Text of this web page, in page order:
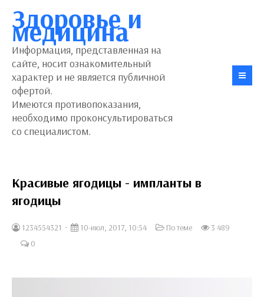
Здоровье и
медицина
Информация, представленная на
сайте, носит ознакомительный
характер и не является публичной
офертой.
Имеются противопоказания,
необходимо проконсультироваться
со специалистом.
Красивые ягодицы - импланты в
ягодицы
1234554321 10-июл, 2017, 10:54 По теме
3 489
0